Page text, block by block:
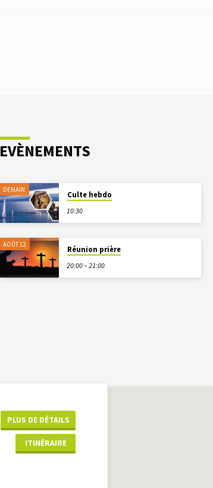
EVÈNEMENTS
DEMAIN
Culte hebdo
10:30
AOÛT 12
Réunion prière
20:00 – 21:00
PLUS DE DÉTAILS
ITINÉRAIRE